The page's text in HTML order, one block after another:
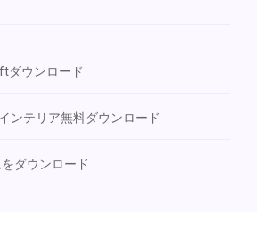
ダウンロード
ンテリア無料ダウンロード
ダウンロード